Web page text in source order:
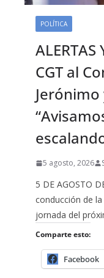
POLÍTICA
ALERTAS
CGT al
5 agosto, 2026
5 DE AGOSTO
conducción de
jornada del
Comparte esto:
Facebook